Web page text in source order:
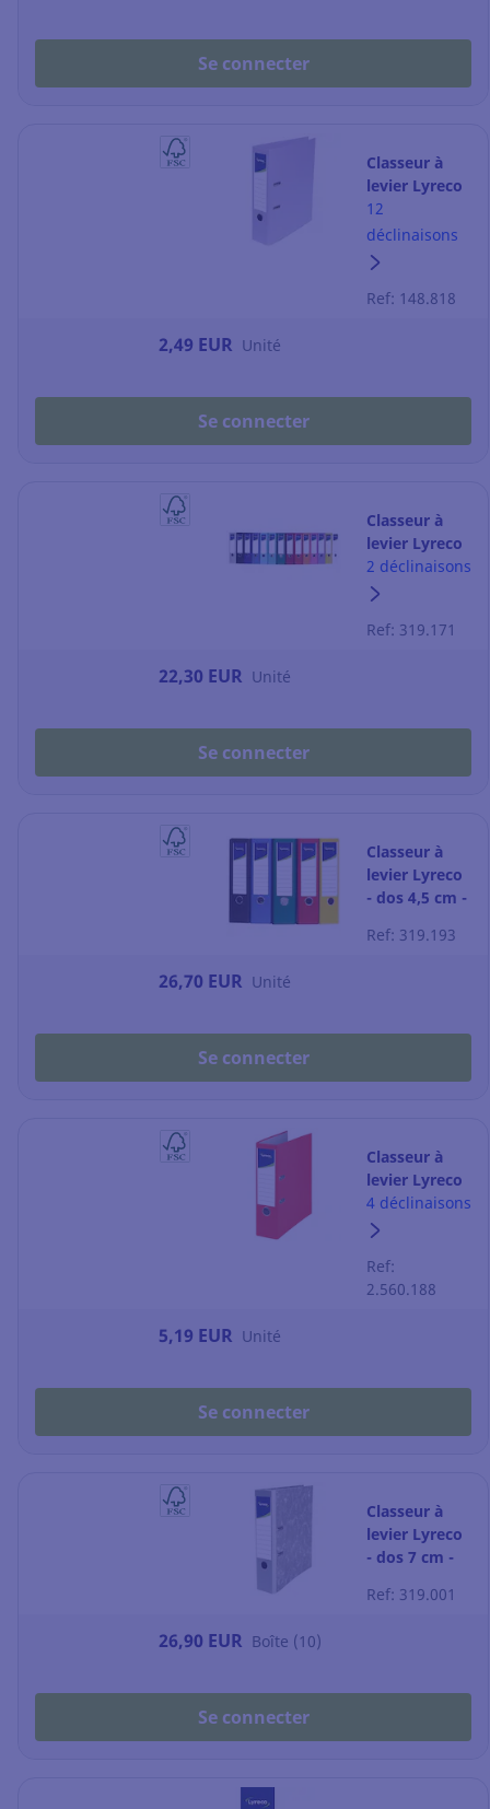
Se connecter
Classeur à
levier Lyreco
- dos 5 cm -
mauve
12
déclinaisons
Ref: 148.818
2,49 EUR Unité
Se connecter
Classeur à
levier Lyreco
- dos 8 cm -
coloris
lot de 10
2 déclinaisons
Ref: 319.171
22,30 EUR Unité
Se connecter
Classeur à
levier Lyreco
- dos 4,5 cm -
classiques -
Ref: 319.193
26,70 EUR Unité
Se connecter
Classeur à
levier Lyreco
Recycolor -
dos 8 cm -
4 déclinaisons
Ref:
2.560.188
5,19 EUR Unité
Se connecter
Classeur à
levier Lyreco
- dos 7 cm -
Ref: 319.001
26,90 EUR Boîte (10)
Se connecter